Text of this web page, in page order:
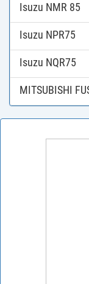
Isuzu NMR 85
Isuzu NPR75
Isuzu NQR75
MITSUBISHI